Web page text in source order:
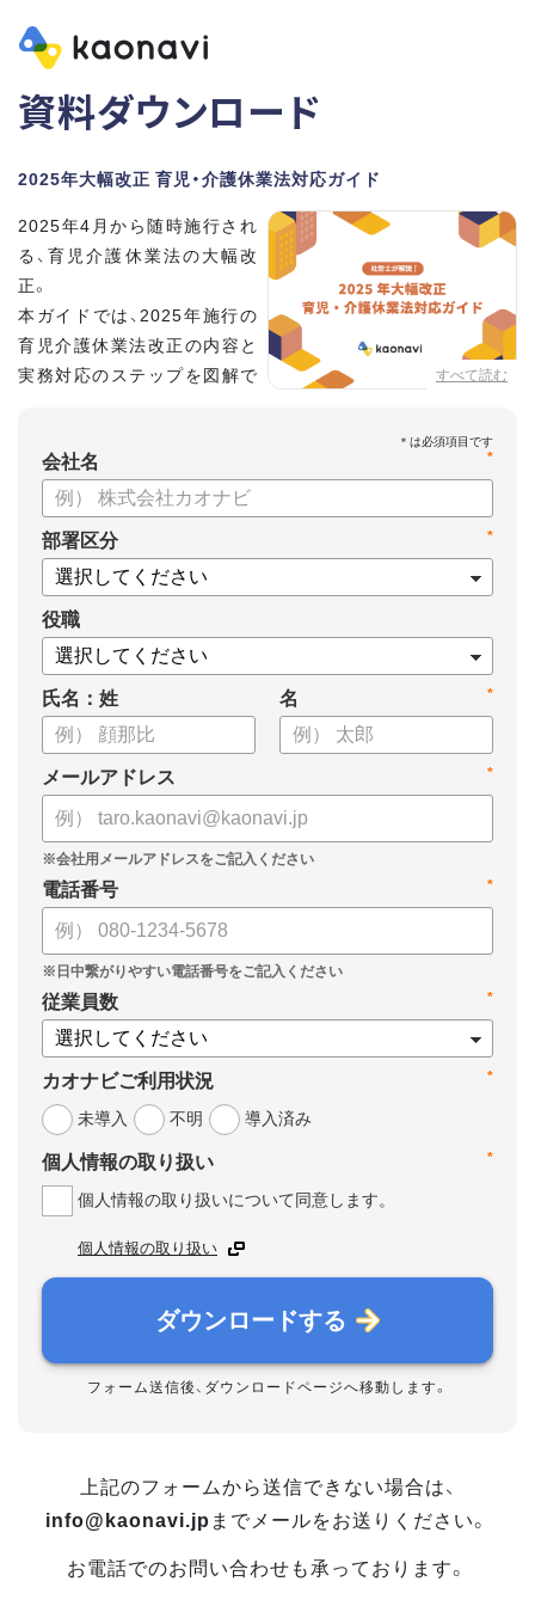
資料ダウンロード
2025年大幅改正 育児・介護休業法対応ガイド
すべて読む
2025年4月から随時施行され
る、育児介護休業法の大幅改
正。
本ガイドでは、2025年施行の
育児介護休業法改正の内容と
実務対応のステップを図解で
*
会社名
*
部署区分
役職
氏名：姓 *
名
*
メールアドレス
*
電話番号
*
従業員数
*
カオナビご利用状況
未導入
不明 導入済み
*
個人情報の取り扱い
個人情報の取り扱いについて同意します。
個人情報の取り扱い
ダウンロードする
フォーム送信後、ダウンロードページへ移動します。
上記のフォームから送信できない場合は、
info@kaonavi.jp までメールをお送りください。
お電話でのお問い合わせも承っております。